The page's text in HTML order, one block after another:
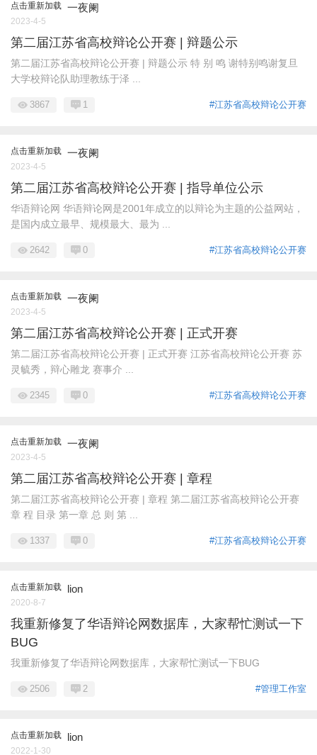
点击重新加载 一夜阑
2023-4-5
第二届江苏省高校辩论公开赛 | 辩题公示
第二届江苏省高校辩论公开赛 | 辩题公示 特 别 鸣 谢特别鸣谢复旦
大学校辩论队助理教练于泽 ...
#江苏省高校辩论公开赛
3867 1
点击重新加载 一夜阑
2023-4-5
第二届江苏省高校辩论公开赛 | 指导单位公示
华语辩论网 华语辩论网是2001年成立的以辩论为主题的公益网站，
是国内成立最早、规模最大、最为 ...
#江苏省高校辩论公开赛
2642 0
点击重新加载 一夜阑
2023-4-5
第二届江苏省高校辩论公开赛 | 正式开赛
第二届江苏省高校辩论公开赛 | 正式开赛 江苏省高校辩论公开赛 苏
灵毓秀，辩心雕龙 赛事介 ...
#江苏省高校辩论公开赛
2345 0
点击重新加载 一夜阑
2023-4-5
第二届江苏省高校辩论公开赛 | 章程
第二届江苏省高校辩论公开赛 | 章程 第二届江苏省高校辩论公开赛
章 程 目录 第一章 总 则 第 ...
#江苏省高校辩论公开赛
1337 0
点击重新加载 lion
2020-8-7
我重新修复了华语辩论网数据库，大家帮忙测试一下
BUG
我重新修复了华语辩论网数据库，大家帮忙测试一下BUG
#管理工作室
2506 2
点击重新加载 lion
2022-1-30